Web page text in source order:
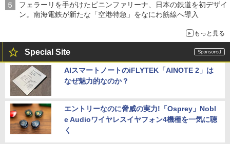
フェラーリを手がけたピニンファリーナ、日本の鉄道を初デザイ
ン。南海電鉄が新たな「空港特急」をなにわ筋線へ導入
もっと見る
Special Site
AIスマートノートのiFLYTEK「AINOTE 2」は
なぜ魅力的なのか？
エントリーなのに脅威の実力!「Osprey」Nobl
e Audioワイヤレスイヤフォン4機種を一気に聴
く